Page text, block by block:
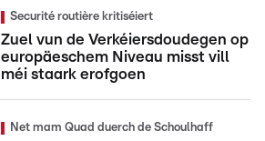
Securité routière kritiséiert
Zuel vun de Verkéiersdoudegen op
europäeschem Niveau misst vill
méi staark erofgoen
Net mam Quad duerch de Schoulhaff